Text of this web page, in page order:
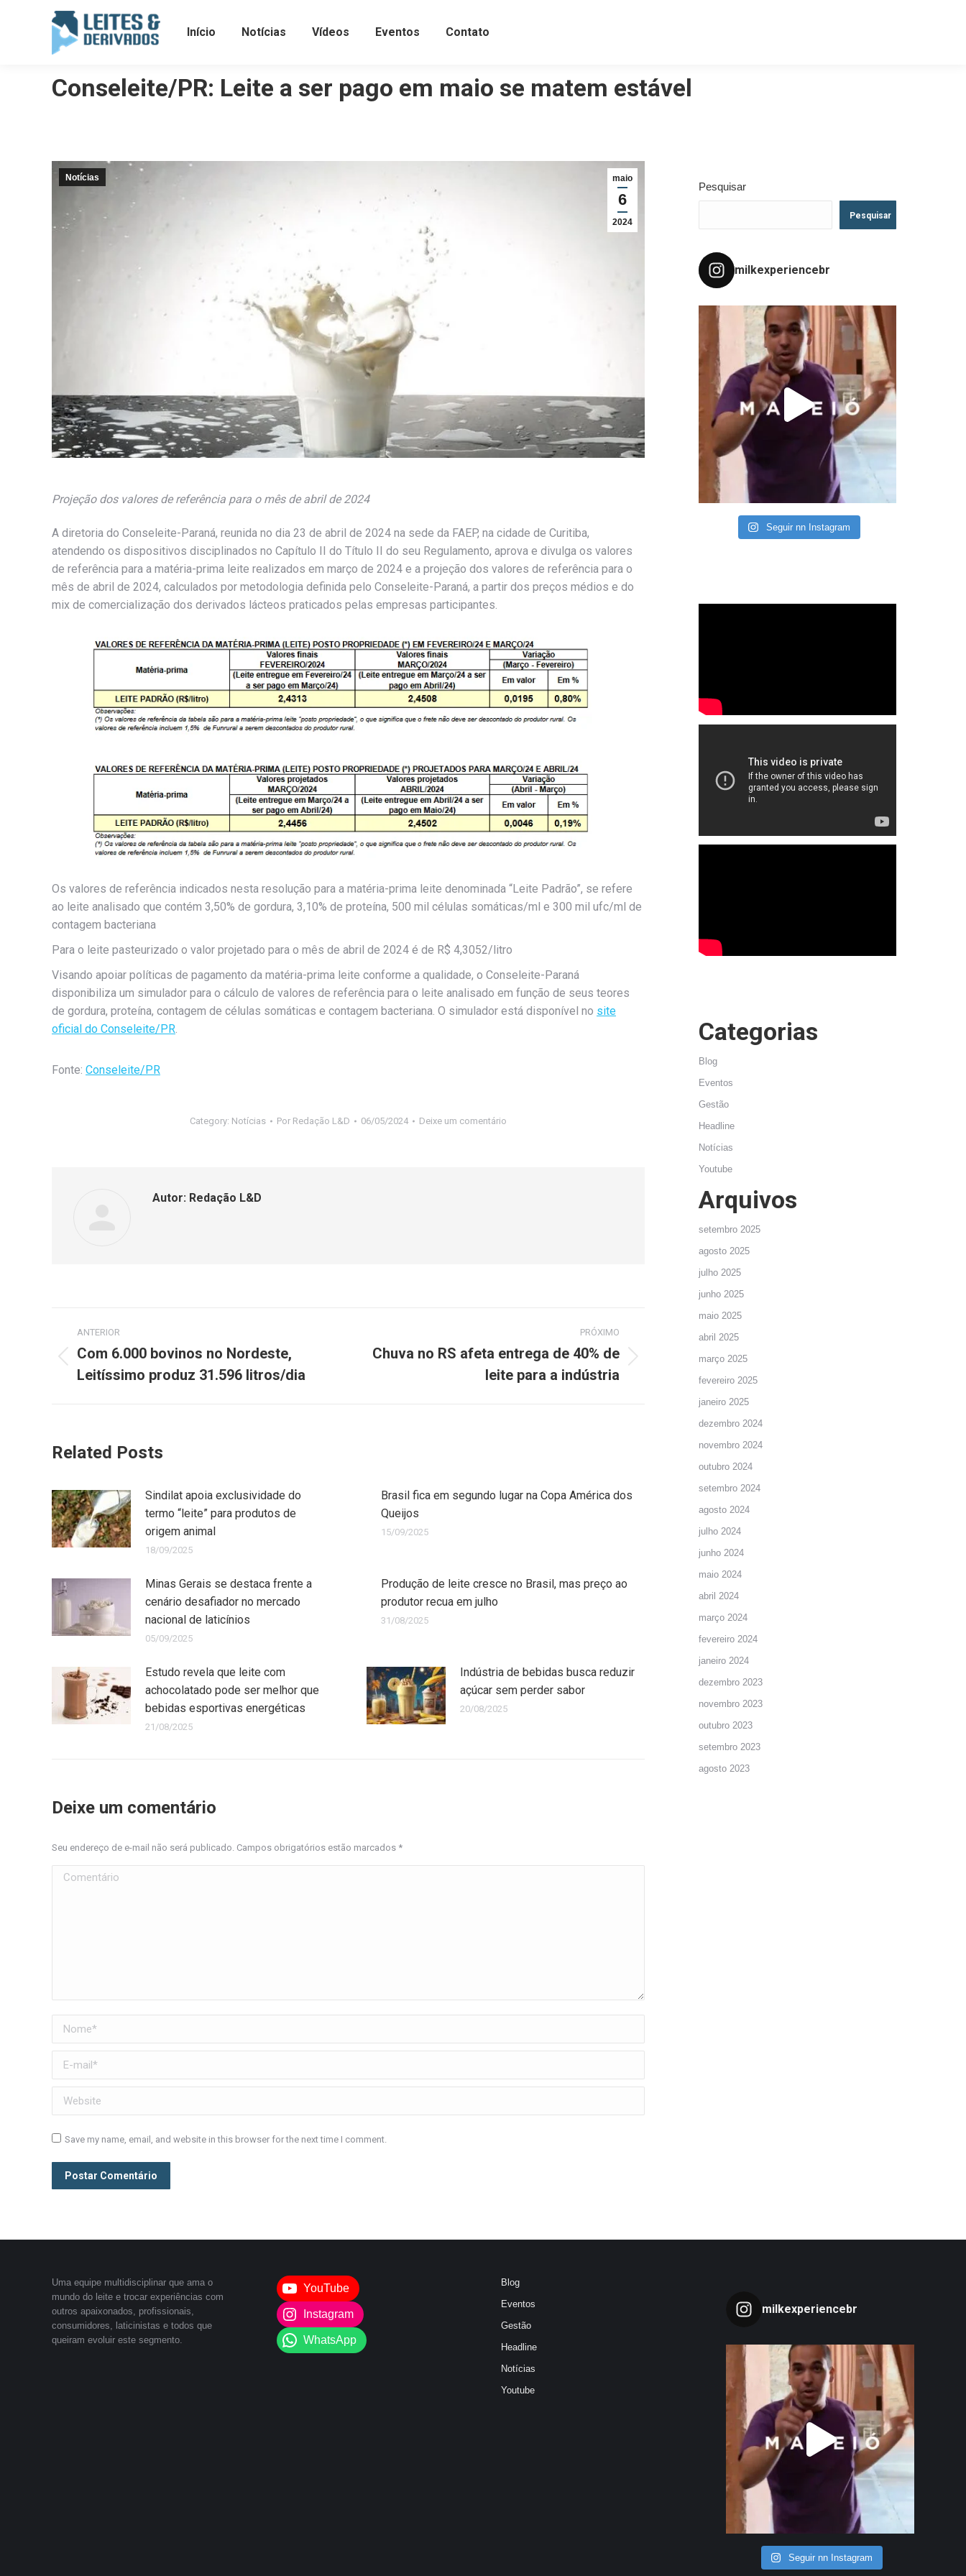
Início Notícias Vídeos Eventos Contato
Conseleite/PR: Leite a ser pago em maio se matem estável
maio
6
2024
Notícias
Projeção dos valores de referência para o mês de abril de 2024
A diretoria do Conseleite-Paraná, reunida no dia 23 de abril de 2024 na sede da FAEP, na cidade de Curitiba,
atendendo os dispositivos disciplinados no Capítulo II do Título II do seu Regulamento, aprova e divulga os valores
de referência para a matéria-prima leite realizados em março de 2024 e a projeção dos valores de referência para o
mês de abril de 2024, calculados por metodologia definida pelo Conseleite-Paraná, a partir dos preços médios e do
mix de comercialização dos derivados lácteos praticados pelas empresas participantes.
Os valores de referência indicados nesta resolução para a matéria-prima leite denominada “Leite Padrão”, se refere
ao leite analisado que contém 3,50% de gordura, 3,10% de proteína, 500 mil células somáticas/ml e 300 mil ufc/ml de
contagem bacteriana
Para o leite pasteurizado o valor projetado para o mês de abril de 2024 é de R$ 4,3052/litro
Visando apoiar políticas de pagamento da matéria-prima leite conforme a qualidade, o Conseleite-Paraná
disponibiliza um simulador para o cálculo de valores de referência para o leite analisado em função de seus teores
de gordura, proteína, contagem de células somáticas e contagem bacteriana. O simulador está disponível no site
oficial do Conseleite/PR.
Fonte: Conseleite/PR
Category: Notícias Por Redação L&D 06/05/2024 Deixe um comentário
Autor: Redação L&D
ANTERIOR
Com 6.000 bovinos no Nordeste,
Leitíssimo produz 31.596 litros/dia
PRÓXIMO
Chuva no RS afeta entrega de 40% de
leite para a indústria
Related Posts
Sindilat apoia exclusividade do
termo “leite” para produtos de
origem animal
18/09/2025
Brasil fica em segundo lugar na Copa América dos
Queijos
15/09/2025
Minas Gerais se destaca frente a
cenário desafiador no mercado
nacional de laticínios
05/09/2025
Produção de leite cresce no Brasil, mas preço ao
produtor recua em julho
31/08/2025
Estudo revela que leite com
achocolatado pode ser melhor que
bebidas esportivas energéticas
21/08/2025
Indústria de bebidas busca reduzir
açúcar sem perder sabor
20/08/2025
Deixe um comentário
Seu endereço de e-mail não será publicado. Campos obrigatórios estão marcados *
Comentário
Nome *
E-mail *
Website
Save my name, email, and website in this browser for the next time I comment.
Postar Comentário
Pesquisar
Pesquisar
milkexperiencebr
Seguir nn Instagram
Categorias
Blog
Eventos
Gestão
Headline
Notícias
Youtube
Arquivos
setembro 2025
agosto 2025
julho 2025
junho 2025
maio 2025
abril 2025
março 2025
fevereiro 2025
janeiro 2025
dezembro 2024
novembro 2024
outubro 2024
setembro 2024
agosto 2024
julho 2024
junho 2024
maio 2024
abril 2024
março 2024
fevereiro 2024
janeiro 2024
dezembro 2023
novembro 2023
outubro 2023
setembro 2023
agosto 2023
Uma equipe multidisciplinar que ama o
mundo do leite e trocar experiências com
outros apaixonados, profissionais,
consumidores, laticinistas e todos que
queiram evoluir este segmento.
YouTube
Instagram
WhatsApp
Blog
Eventos
Gestão
Headline
Notícias
Youtube
milkexperiencebr
Seguir nn Instagram